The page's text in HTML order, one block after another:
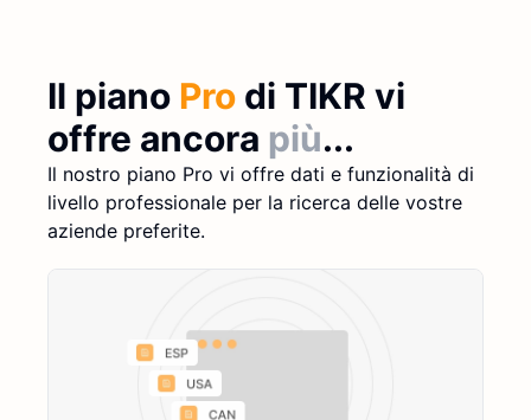
Il piano Pro di TIKR vi
offre ancora più...
Il nostro piano Pro vi offre dati e funzionalità di
livello professionale per la ricerca delle vostre
aziende preferite.